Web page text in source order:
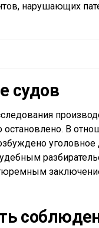
нарушающих
судов
В
уголовное